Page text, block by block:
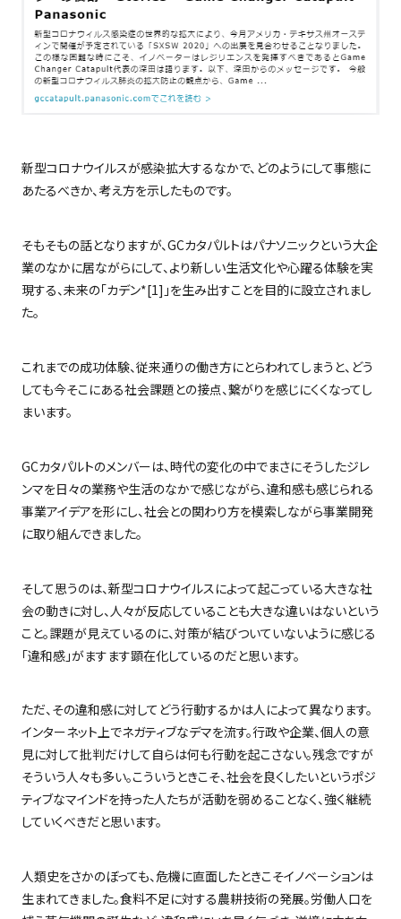
新型コロナウイルスが感染拡大するなかで、どのようにして事態に
あたるべきか、考え方を示したものです。
そもそもの話となりますが、GCカタパルトはパナソニックという大企
業のなかに居ながらにして、より新しい生活文化や心躍る体験を実
現する、未来の「カデン*[1] 」を生み出すことを目的に設立されまし
た。
これまでの成功体験、従来通りの働き方にとらわれてしまうと、どう
しても今そこにある社会課題との接点、繋がりを感じにくくなってし
まいます。
GCカタパルトのメンバーは、時代の変化の中でまさにそうしたジレ
ンマを日々の業務や生活のなかで感じながら、違和感も感じられる
事業アイデアを形にし、社会との関わり方を模索しながら事業開発
に取り組んできました。
そして思うのは、新型コロナウイルスによって起こっている大きな社
会の動きに対し、人々が反応していることも大きな違いはないという
こと。課題が見えているのに、対策が結びついていないように感じる
「違和感」がますます顕在化しているのだと思います。
ただ、その違和感に対してどう行動するかは人によって異なります。
インターネット上でネガティブなデマを流す。行政や企業、個人の意
見に対して批判だけして自らは何も行動を起こさない。残念ですが
そういう人々も多い。こういうときこそ、社会を良くしたいというポジ
ティブなマインドを持った人たちが活動を弱めることなく、強く継続
していくべきだと思います。
人類史をさかのぼっても、危機に直面したときこそイノベーションは
生まれてきました。食料不足に対する農耕技術の発展。労働人口を